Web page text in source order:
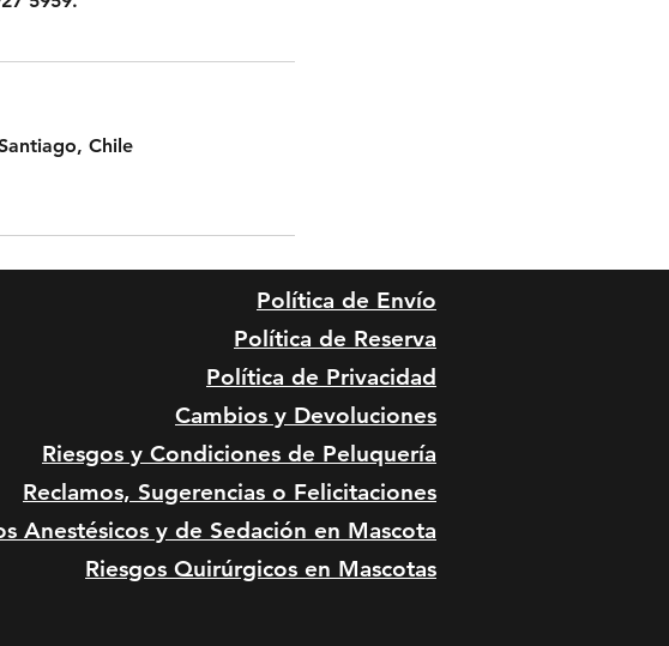
Chile
Política de Envío
Política de Reserva
Política de Privacidad
Cambios y Devoluciones
Riesgos y Condiciones de Peluquería
Reclamos, Sugerencias o Felicitaciones
Anestésicos y de Sedación en Mascota
Riesgos Quirúrgicos en Mascotas